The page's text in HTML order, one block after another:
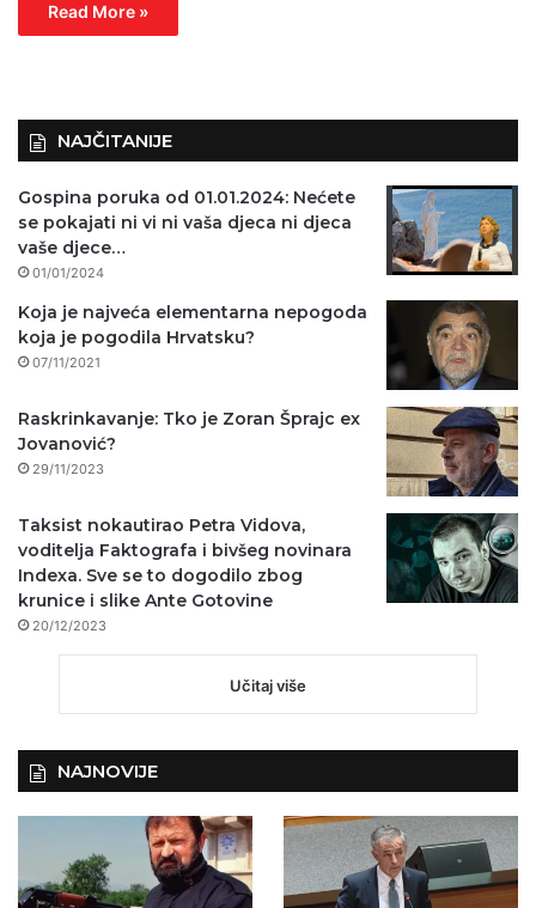
Read More »
NAJČITANIJE
Gospina poruka od 01.01.2024: Nećete
se pokajati ni vi ni vaša djeca ni djeca
vaše djece…
01/01/2024
Koja je najveća elementarna nepogoda
koja je pogodila Hrvatsku?
07/11/2021
Raskrinkavanje: Tko je Zoran Šprajc ex
Jovanović?
29/11/2023
Taksist nokautirao Petra Vidova,
voditelja Faktografa i bivšeg novinara
Indexa. Sve se to dogodilo zbog
krunice i slike Ante Gotovine
20/12/2023
Učitaj više
NAJNOVIJE